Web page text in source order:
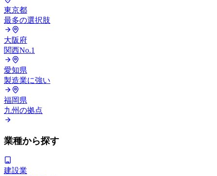
東京都
最多の選択肢
大阪府
関西No.1
愛知県
製造業に強い
福岡県
九州の拠点
業種から探す
建設業